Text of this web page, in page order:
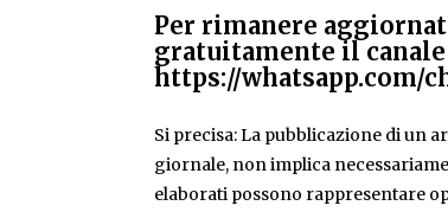
Per rimanere
gratuitamente il
https://whatsapp.com/
Si precisa: La pubblicazione di un
giornale, non implica
elaborati possono rappresentare